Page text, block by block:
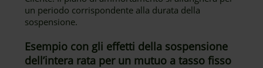
un periodo corrispondente alla durata della
sospensione.
Esempio con gli effetti della sospensione
dell’intera rata per un mutuo a tasso fisso